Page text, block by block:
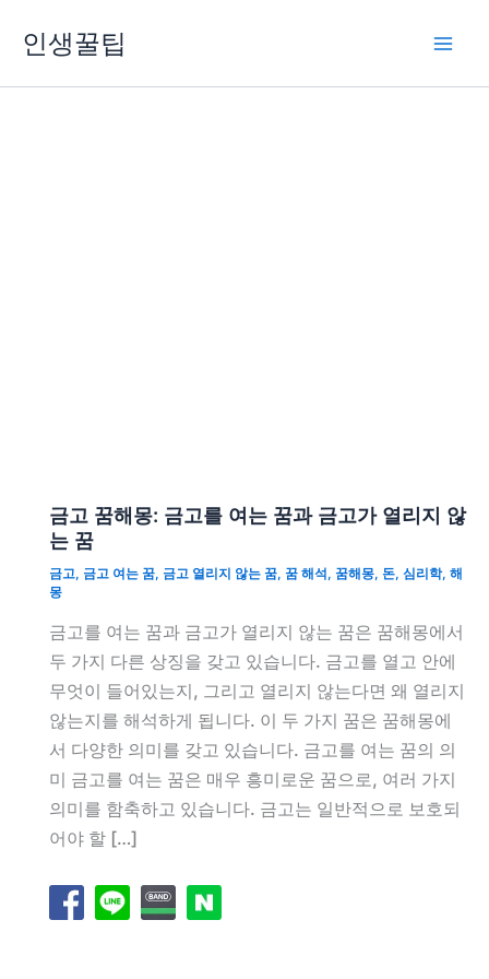
인생꿀팁
금고 꿈해몽: 금고를 여는 꿈과 금고가 열리지 않
는 꿈
금고, 금고 여는 꿈, 금고 열리지 않는 꿈, 꿈 해석 , 꿈해몽, 돈, 심리학, 해
몽
금고를 여는 꿈과 금고가 열리지 않는 꿈은 꿈해몽에서
두 가지 다른 상징을 갖고 있습니다. 금고를 열고 안에
무엇이 들어있는지, 그리고 열리지 않는다면 왜 열리지
않는지를 해석하게 됩니다. 이 두 가지 꿈은 꿈해몽에
서 다양한 의미를 갖고 있습니다. 금고를 여는 꿈의 의
미 금고를 여는 꿈은 매우 흥미로운 꿈으로, 여러 가지
의미를 함축하고 있습니다. 금고는 일반적으로 보호되
어야 할 […]